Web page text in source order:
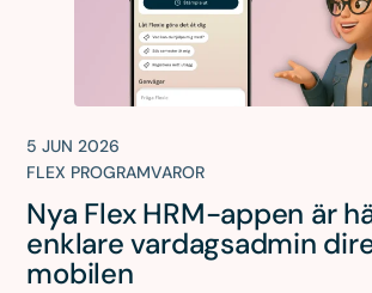
5 JUN 2026
FLEX PROGRAMVAROR
Nya Flex HRM-appen är
enklare vardagsadmin
mobilen